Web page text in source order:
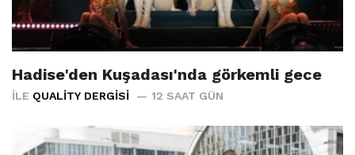
Hadise'den Kuşadası'nda görkemli gece
İLE QUALITY DERGISI 12 SAAT GÜN